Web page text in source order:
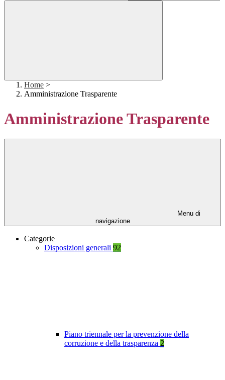
Home >
Amministrazione Trasparente
Amministrazione Trasparente
Menu di
navigazione
Categorie
Disposizioni generali 92
Piano triennale per la prevenzione della
corruzione e della trasparenza 2